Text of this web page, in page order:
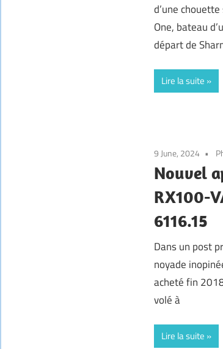
d’une
One, bateau
départ de
Lire la suite
9 June, 2024
Nouvel
RX100-
6116.15
Dans un post
noyade
acheté fin
volé à
Lire la suite